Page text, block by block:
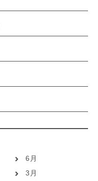
6月
3月